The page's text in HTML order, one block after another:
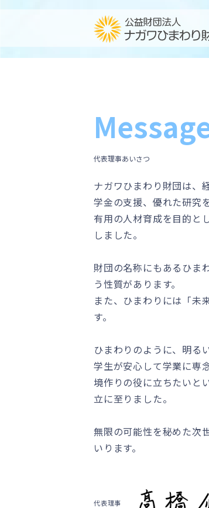
代表理事あいさつ
ナガワひまわり財団は、
学金の支援、優れた研究
有用の人材育成を目的と
しました。
財団の名称にもあるひま
う性質があります。
また、ひまわりには「未
す。
ひまわりのように、明る
学生が安心して学業に専
境作りの役に立ちたいと
立に至りました。
無限の可能性を秘めた次
いります。
代表理事